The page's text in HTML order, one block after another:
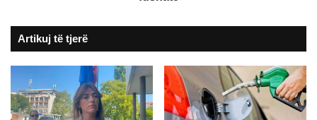
për
sjelljen
e
zërin
e
Kurtit
Artikuj të tjerë